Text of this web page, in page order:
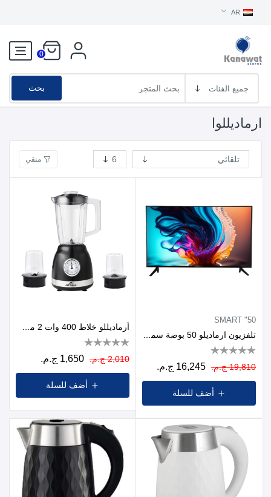
AR
0
بحث
ارماديللوا
منقي
50" SMART
19,810 ج.م. 16,245 ج.م.
أضف للسلة
2,010 ج.م. 1,650 ج.م.
أضف للسلة